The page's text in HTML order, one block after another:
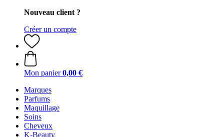
Nouveau client ?
Créer un compte
Mon panier 0,00 €
Marques
Parfums
Maquillage
Soins
Cheveux
K-Beauty